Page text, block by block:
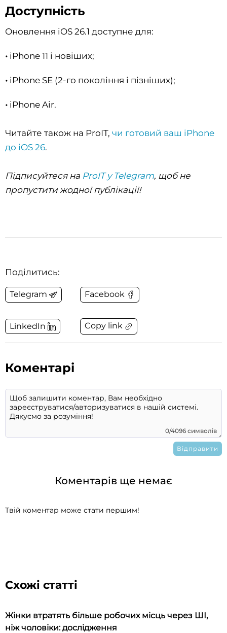
Доступність
Оновлення iOS 26.1 доступне для:
• iPhone 11 і новіших;
• iPhone SE (2-го покоління і пізніших);
• iPhone Air.
Читайте також на ProIT, чи готовий ваш iPhone
до iOS 26.
Підписуйтеся на ProIT у Telegram, щоб не
пропустити жодної публікації!
Поділитись:
Telegram Facebook
LinkedIn Copy link
Коментарі
0/4096 символів
Коментарів ще немає
Твій коментар може стати першим!
Схожі статті
Жінки втратять більше робочих місць через ШІ,
ніж чоловіки: дослідження